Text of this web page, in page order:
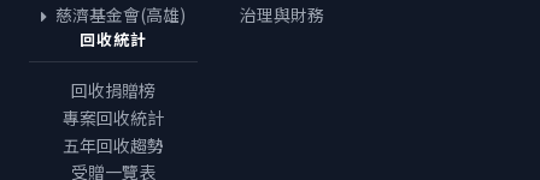
慈濟基金會(高雄)
治理與財務
回收統計
回收捐贈榜
專案回收統計
五年回收趨勢
受贈一覽表